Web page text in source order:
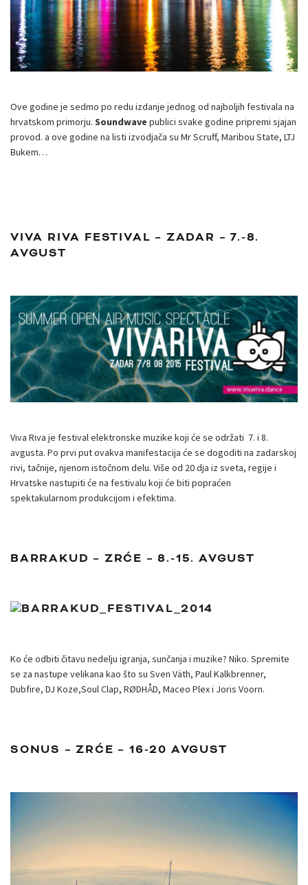
Ove godine je sedmo po redu izdanje jednog od najboljih festivala na
hrvatskom primorju. Soundwave publici svake godine pripremi sjajan
provod. a ove godine na listi izvodjača su Mr Scruff, Maribou State, LTJ
Bukem…
VIVA RIVA FESTIVAL – ZADAR – 7.-8.
AVGUST
Viva Riva je festival elektronske muzike koji će se održati 7. i 8.
avgusta. Po prvi put ovakva manifestacija će se dogoditi na zadarskoj
rivi, tačnije, njenom istočnom delu. Više od 20 dja iz sveta, regije i
Hrvatske nastupiti će na festivalu koji će biti popraćen
spektakularnom produkcijom i efektima.
BARRAKUD – ZRĆE – 8.-15. AVGUST
Ko će odbiti čitavu nedelju igranja, sunčanja i muzike? Niko. Spremite
se za nastupe velikana kao što su Sven Väth, Paul Kalkbrenner,
Dubfire, DJ Koze,Soul Clap, RØDHÅD, Maceo Plex i Joris Voorn.
SONUS – ZRĆE – 16-20 AVGUST